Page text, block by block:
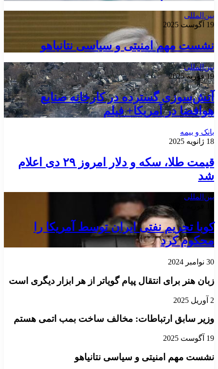
بین‌المللی
19 آگوست 2025
نشست مهم امنیتی و سیاسی نتانیاهو
بین‌المللی
19 فوریه 2025
آتش‌سوزی گسترده در کارخانه صنایع
هوافضا در آمریکا+ فیلم
بانک و بیمه
18 ژانویه 2025
قیمت طلا، سکه و دلار امروز ۲۹ دی اعلام
شد
بین‌المللی
کوبا تحریم نفتی ایران توسط آمریکا را
محکوم کرد
30 نوامبر 2024
زبان هنر برای انتقال پیام گویاتر از هر ابزار دیگری است
2 آوریل 2025
وزیر سابق ارتباطات: مخالف ساخت بمب اتمی هستم
19 آگوست 2025
نشست مهم امنیتی و سیاسی نتانیاهو